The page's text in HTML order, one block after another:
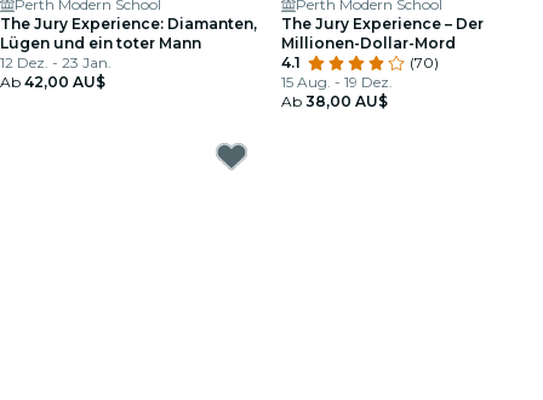
Perth Modern School
The Jury Experience: Diamanten,
Lügen und ein toter Mann
12 Dez. - 23 Jan.
Ab 42,00 AU$
Perth Modern School
The Jury Experience – Der
Millionen-Dollar-Mord
4.1
(70)
15 Aug. - 19 Dez.
Ab 38,00 AU$